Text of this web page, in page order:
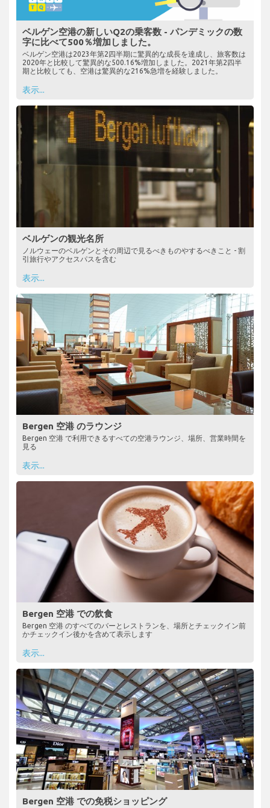
ベルゲン空港の新しいQ2の乗客数 - パンデミックの数
字に比べて500％増加しました。
ベルゲン空港は2023年第2四半期に驚異的な成長を達成し、旅客数は
2020年と比較して驚異的な500.16%増加しました。2021年第2四半
期と比較しても、空港は驚異的な216%急増を経験しました。
表示...
ベルゲンの観光名所
ノルウェーのベルゲンとその周辺で見るべきものやするべきこと - 割
引旅行やアクセスパスを含む
表示...
Bergen 空港 のラウンジ
Bergen 空港 で利用できるすべての空港ラウンジ、場所、営業時間を
見る
表示...
Bergen 空港 での飲食
Bergen 空港 のすべてのバーとレストランを、場所とチェックイン前
かチェックイン後かを含めて表示します
表示...
Bergen 空港 での免税ショッピング